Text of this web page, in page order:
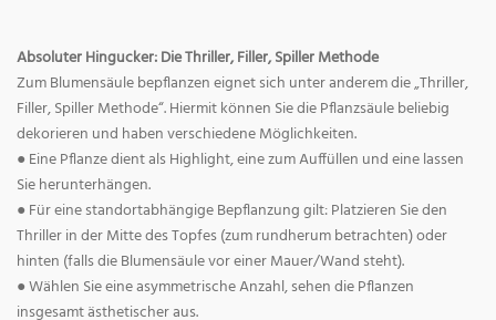
Absoluter Hingucker: Die Thriller, Filler, Spiller Methode
Zum Blumensäule bepflanzen eignet sich unter anderem die „Thriller,
Filler, Spiller Methode“. Hiermit können Sie die Pflanzsäule beliebig
dekorieren und haben verschiedene Möglichkeiten.
● Eine Pflanze dient als Highlight, eine zum Auffüllen und eine lassen
Sie herunterhängen.
● Für eine standortabhängige Bepflanzung gilt: Platzieren Sie den
Thriller in der Mitte des Topfes (zum rundherum betrachten) oder
hinten (falls die Blumensäule vor einer Mauer/Wand steht).
● Wählen Sie eine asymmetrische Anzahl, sehen die Pflanzen
insgesamt ästhetischer aus.